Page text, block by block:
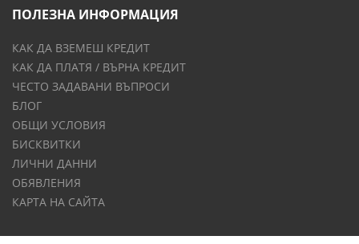
ПОЛЕЗНА ИНФОРМАЦИЯ
КАК ДА ВЗЕМЕШ КРЕДИТ
КАК ДА ПЛАТЯ / ВЪРНА КРЕДИТ
ЧЕСТО ЗАДАВАНИ ВЪПРОСИ
БЛОГ
ОБЩИ УСЛОВИЯ
БИСКВИТКИ
ЛИЧНИ ДАННИ
ОБЯВЛЕНИЯ
КАРТА НА САЙТА